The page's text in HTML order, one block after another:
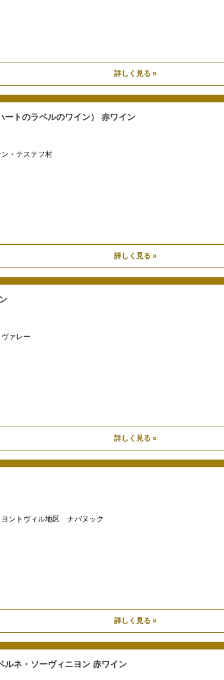
詳しく見る »
ートのラベルのワイン） 赤ワイン
・テステフ村
詳しく見る »
ァレー
詳しく見る »
ントヴィル地区 ナパヌック
詳しく見る »
ネ・ソーヴィニヨン 赤ワイン